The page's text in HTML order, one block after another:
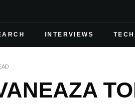
INTERVIEWS TECH